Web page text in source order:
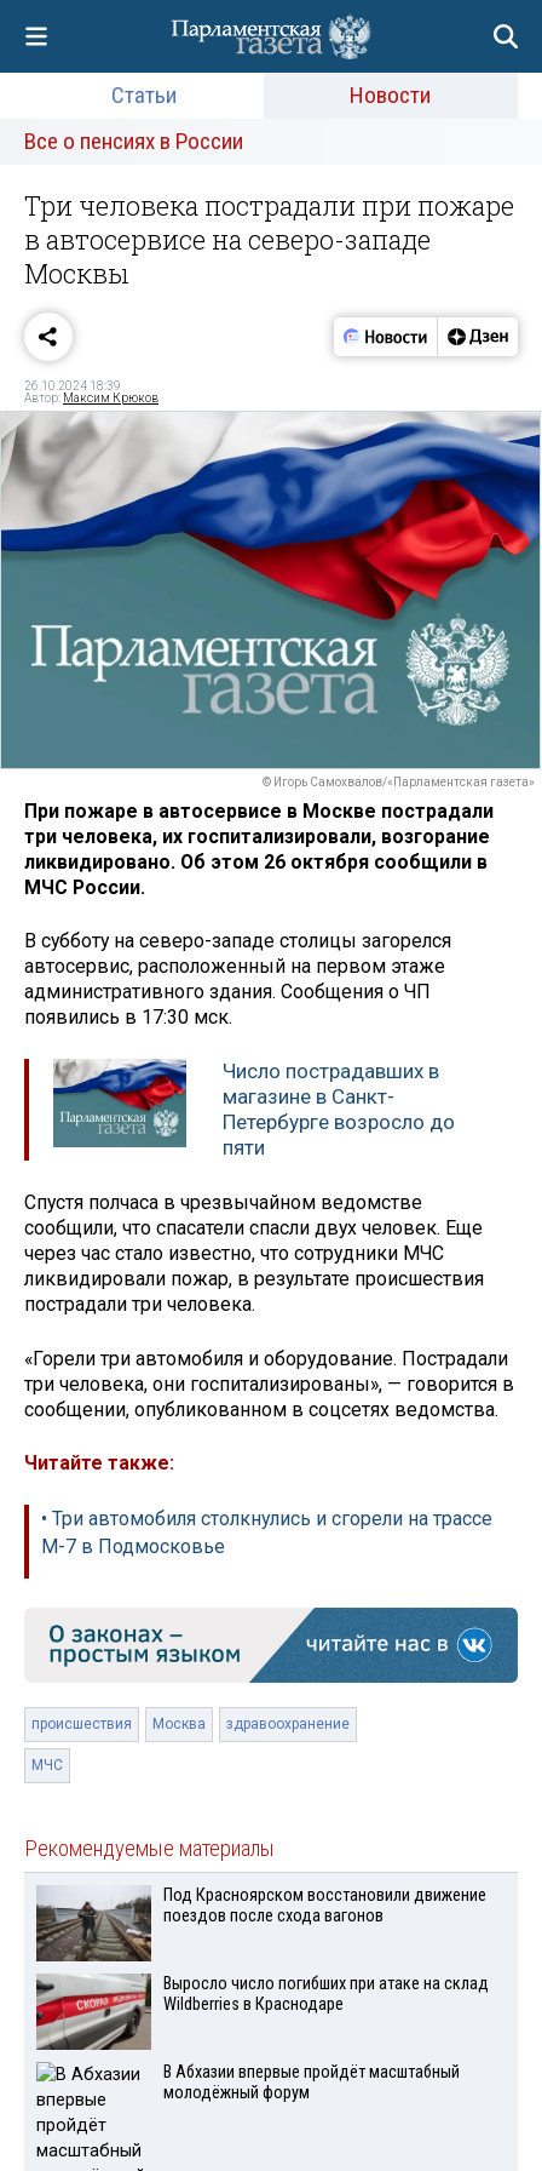
Статьи
Новости
Все о пенсиях в России
Три человека пострадали при пожаре
в автосервисе на северо-западе
Москвы
26.10.2024 18:39
Автор: Максим Крюков
© Игорь Самохвалов/«Парламентская газета»
При пожаре в автосервисе в Москве пострадали
три человека, их госпитализировали, возгорание
ликвидировано. Об этом 26 октября сообщили в
МЧС России.
В субботу на северо-западе столицы загорелся
автосервис, расположенный на первом этаже
административного здания. Сообщения о ЧП
появились в 17:30 мск.
Число пострадавших в
магазине в Санкт-
Петербурге возросло до
пяти
Спустя полчаса в чрезвычайном ведомстве
сообщили, что спасатели спасли двух человек. Еще
через час стало известно, что сотрудники МЧС
ликвидировали пожар, в результате происшествия
пострадали три человека.
«Горели три автомобиля и оборудование. Пострадали
три человека, они госпитализированы», — говорится в
сообщении, опубликованном в соцсетях ведомства.
Читайте также:
• Три автомобиля столкнулись и сгорели на трассе
М-7 в Подмосковье
происшествия Москва здравоохранение
МЧС
Рекомендуемые материалы
Под Красноярском восстановили движение
поездов после схода вагонов
Выросло число погибших при атаке на склад
Wildberries в Краснодаре
В Абхазии впервые пройдёт масштабный
молодёжный форум